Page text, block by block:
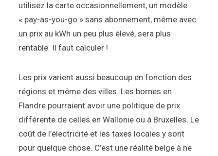
utilisez la carte occasionnellement, un modèle
« pay-as-you-go » sans abonnement, même avec
un prix au kWh un peu plus élevé, sera plus
rentable. Il faut calculer !
Les prix varient aussi beaucoup en fonction des
régions et même des villes. Les bornes en
Flandre pourraient avoir une politique de prix
différente de celles en Wallonie ou à Bruxelles. Le
coût de l’électricité et les taxes locales y sont
pour quelque chose. C’est une réalité belge à ne